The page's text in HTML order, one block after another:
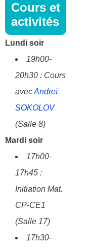
Cours et
activités
Lundi soir
19h00-
20h30 : Cours
avecAndreï
SOKOLOV
(Salle 8)
Mardi soir
17h00-
17h45 :
Initiation Mat.
CP-CE1
(Salle 17)
17h30-